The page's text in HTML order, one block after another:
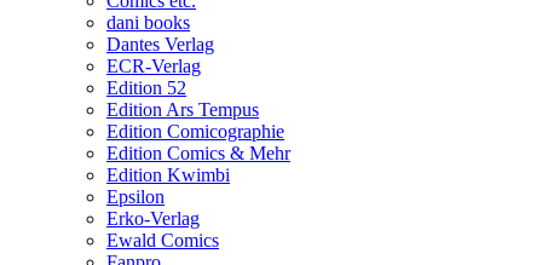
dani books
Dantes Verlag
ECR-Verlag
Edition 52
Edition Ars Tempus
Edition Comicographie
Edition Comics & Mehr
Edition Kwimbi
Epsilon
Erko-Verlag
Ewald Comics